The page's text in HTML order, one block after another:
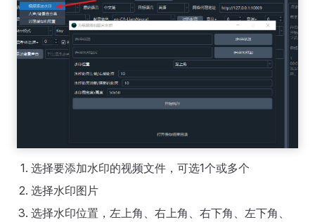
选择要添加水印的视频文件，可选1个或多个
选择水印图片
选择水印位置，左上角、右上角、右下角、左下角、